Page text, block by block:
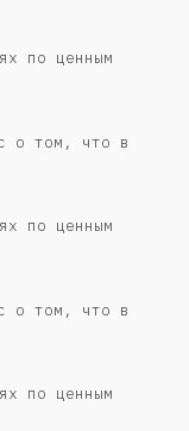
по ценным
о том, что в
по ценным
о том, что в
по ценным